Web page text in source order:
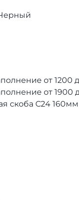
от 1200
от 1900
скоба С24